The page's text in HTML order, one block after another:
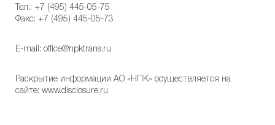
Тел.: +7 (495) 445-05-75
Факс: +7 (495) 445-05-73
E-mail: office@npktrans.ru
Раскрытие информации АО «НПК» осуществляется на
сайте: www.disclosure.ru